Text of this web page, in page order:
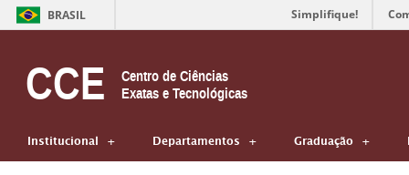
BRASIL Simplifique!
CCE
Centro de Ciências
Exatas e Tecnológicas
Institucional Departamentos Graduação